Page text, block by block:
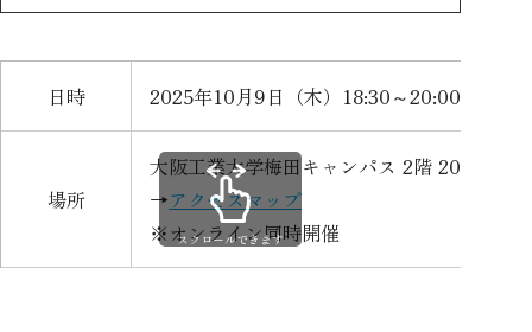
日時 2025年10月9日（木）18:30～20:00 （開
場所
大阪工業大学梅田キャンパス 2階 201セミ
→アクセスマップ
※オンライン同時開催
スクロールできます